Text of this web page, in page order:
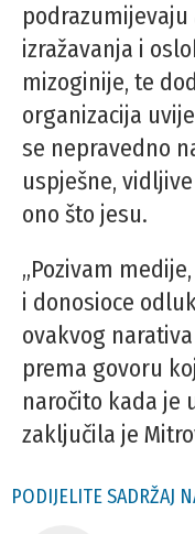
izražavanja i
mizoginije, te
organizacija
se nepravedno
uspješne,
ono što jesu.
„Pozivam
i donosioce
ovakvog
prema govoru
naročito kada je
zaključila je
PODIJELITE SADRŽAJ